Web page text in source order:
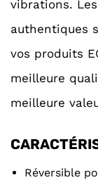
vibrations.
authentiques
vos produits
meilleure
meilleure
Réversible